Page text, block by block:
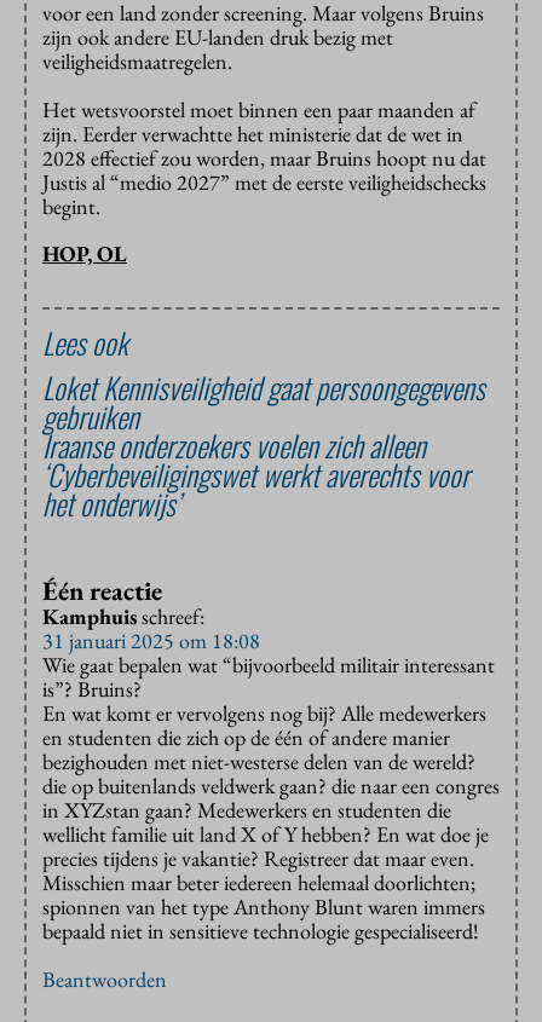
voor een land zonder screening. Maar volgens Bruins
zijn ook andere EU-landen druk bezig met
veiligheidsmaatregelen.
Het wetsvoorstel moet binnen een paar maanden af
zijn. Eerder verwachtte het ministerie dat de wet in
2028 effectief zou worden, maar Bruins hoopt nu dat
Justis al “medio 2027” met de eerste veiligheidschecks
begint.
HOP, OL
Lees ook
Loket Kennisveiligheid gaat persoongegevens
gebruiken
Iraanse onderzoekers voelen zich alleen
‘Cyberbeveiligingswet werkt averechts voor
het onderwijs’
Één reactie
Kamphuisschreef:
31 januari 2025 om 18:08
Wie gaat bepalen wat “bijvoorbeeld militair interessant
is”? Bruins?
En wat komt er vervolgens nog bij? Alle medewerkers
en studenten die zich op de één of andere manier
bezighouden met niet-westerse delen van de wereld?
die op buitenlands veldwerk gaan? die naar een congres
in XYZstan gaan? Medewerkers en studenten die
wellicht familie uit land X of Y hebben? En wat doe je
precies tijdens je vakantie? Registreer dat maar even.
Misschien maar beter iedereen helemaal doorlichten;
spionnen van het type Anthony Blunt waren immers
bepaald niet in sensitieve technologie gespecialiseerd!
Beantwoorden